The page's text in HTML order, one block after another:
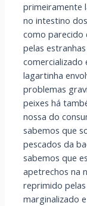
primeiramente
no intestino
como parecido
pelas
comercializado
lagartinha
problemas
peixes há
nossa do
sabemos que
pescados da
sabemos que
apetrechos na
reprimido
marginalizado